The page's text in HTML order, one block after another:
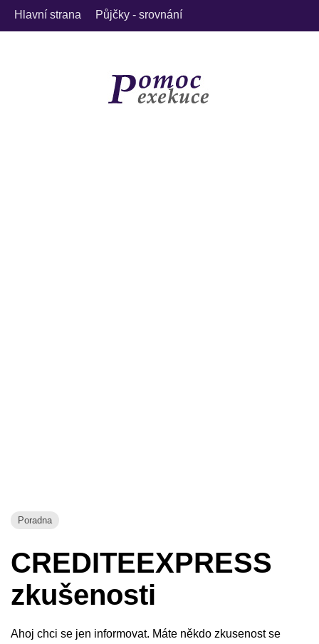
Hlavní strana Půjčky - srovnání
Poradna
CREDITEEXPRESS
zkušenosti
Ahoj chci se jen informovat. Máte někdo zkusenost se